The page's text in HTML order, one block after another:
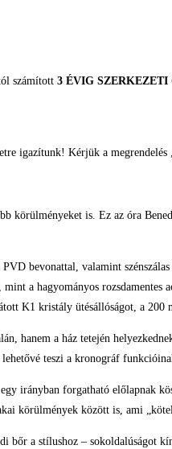
számított 3 ÉVIG
igazítunk! Kérjük a megrendelés
körülményeket is. Ez az óra
bevonattal, valamint
a hagyományos rozsdamentes
K1 kristály ütésállóságot, a
hanem a ház tetején
teszi a kronográf
irányban forgatható előlapnak
körülmények között is, ami
bőr a stílushoz –